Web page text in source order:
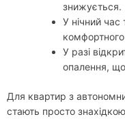
знижується.
У нічний
У разі
опалення,
Для квартир з
стають просто